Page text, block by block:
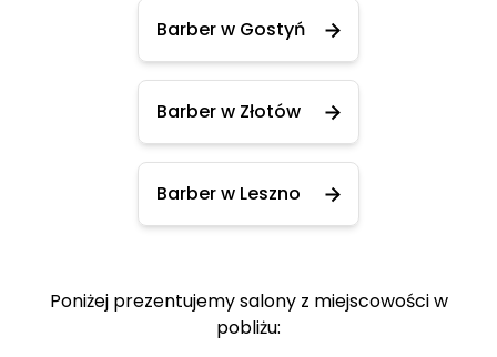
Barber w Gostyń
Barber w Złotów
Barber w Leszno
Poniżej prezentujemy salony z miejscowości w
pobliżu: